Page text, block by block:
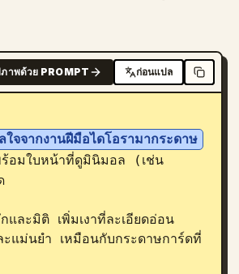
ภาพด้วย PROMPT ก่อนแปล
จจากงานฝีมือไดโอรามากระดาษ
อมใบหน้าที่ดูมินิมอล (เช่น
ละมิติ เพิ่มเงาที่ละเอียดอ่อน
ะแม่นยำ เหมือนกับกระดาษการ์ดที่